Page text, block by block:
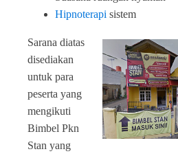
Hipnoterapi sistem
Sarana diatas
disediakan
untuk para
peserta yang
mengikuti
Bimbel Pkn
Stan yang